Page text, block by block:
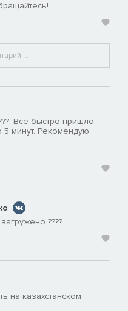
Все быстро пришло.
минут. Рекомендую
????
на казахстанском